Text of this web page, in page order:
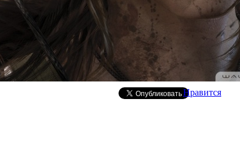
Нравится